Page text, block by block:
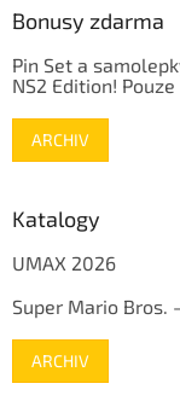
Bonusy zdarma
Pin Set a
NS2 Edition!
ARCHIV
Katalogy
UMAX 2026
Super Mario Bros.
ARCHIV